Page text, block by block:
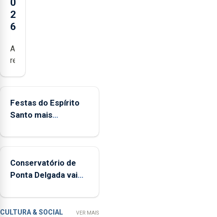
0
2
6
Açores
registaram
mais
ocorrências
e
inspeções
relacionadas
a
apanha
Festas do Espírito
Santo mais
Conservatório de
Ponta Delgada vai
instrumentos
CULTURA & SOCIAL VER MAIS